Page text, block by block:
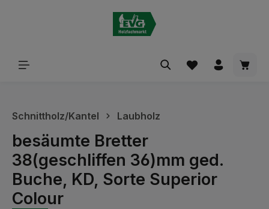
Schnittholz/Kantel Laubholz
besäumte Bretter
38(geschliffen 36)mm ged.
Buche, KD, Sorte Superior
Colour